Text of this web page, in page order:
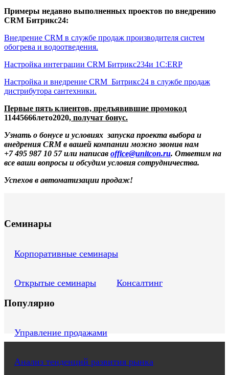
Примеры недавно выполненных проектов по внедрению
CRM Битрикс24:
Внедрение CRM в службе продаж производителя систем
обогрева и водоотведения.
Настройка интеграции CRM Битрикс234и 1С:ERP
Настройка и внедрение CRM Битрикс24 в службе продаж
дистрибутора сантехники.
Первые пять клиентов, предъявившие промокод
11445666лето2020, получат бонус.
Узнать о бонусе и условиях запуска проекта выбора и
внедрения CRMв вашей компании можно звонив нам
+7 495 987 10 57 или написав office@unitcon.ru. Ответим на
все ваши вопросы и обсудим условия сотрудничества.
Успехов в автоматизации продаж!
Семинары
Корпоративные семинары
Открытые семинары Консалтинг
Популярно
Управление продажами
Анализ тенденций развития рынка